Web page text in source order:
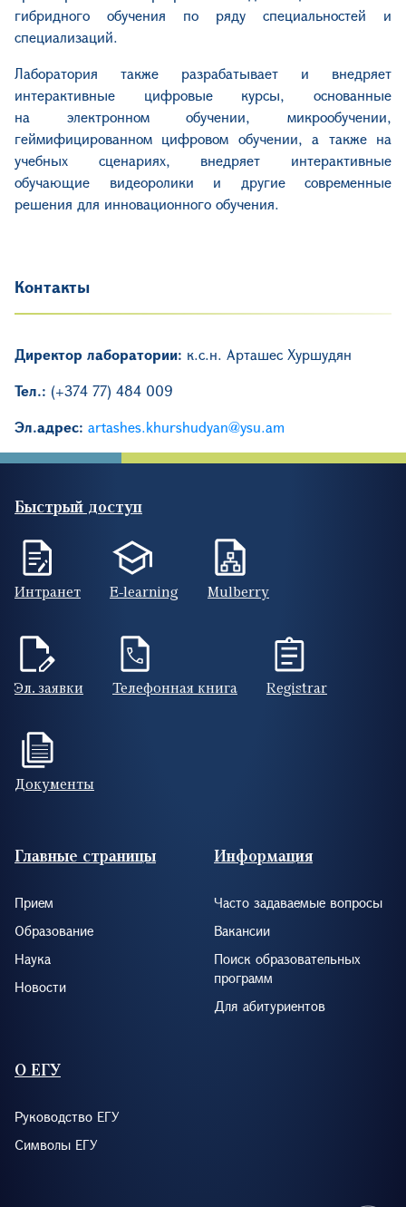
гибридного обучения по ряду специальностей и
специализаций.
Лаборатория также разрабатывает и внедряет
интерактивные цифровые курсы, основанные
на электронномобучении, микрообучении,
геймифицированном цифровом обучении, а также на
учебных сценариях, внедряет интерактивные
обучающие видеоролики и другие современные
решения для инновационного обучения.
Контакты
Директор лаборатории: к.с.н. Арташес Хуршудян
Тел.: (+374 77) 484 009
Эл.адрес: artashes.khurshudyan@ysu.am
Быстрый доступ
Интранет E-learning Mulberry
Эл. заявки Телефонная книга Registrar
Документы
Footer (RUS)
Главные страницы
Прием
Образование
Наука
Новости
Информация
Часто задаваемые вопросы
Вакансии
Поиск образовательных
программ
Для абитуриентов
О ЕГУ
Руководство ЕГУ
Символы ЕГУ